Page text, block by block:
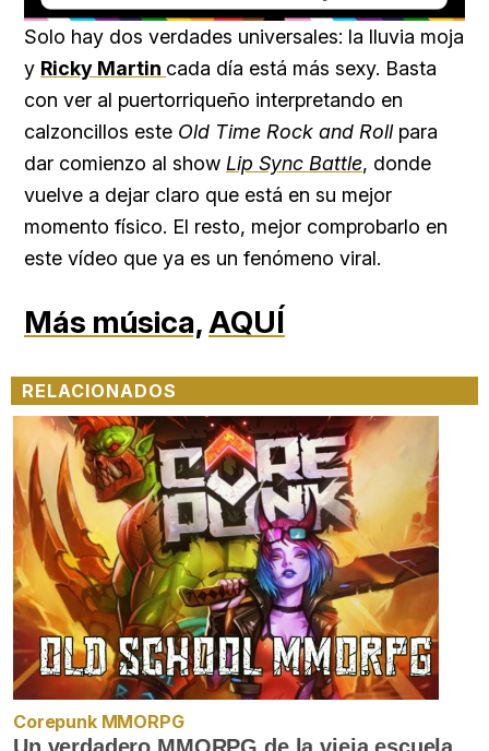
Unmute Loaded:
20.99%
Solo hay dos verdades universales: la lluvia moja
y Ricky Martin cada día está más sexy. Basta
con ver al puertorriqueño interpretando en
calzoncillos este Old Time Rock and Roll para
dar comienzo al show Lip Sync Battle, donde
vuelve a dejar claro que está en su mejor
momento físico. El resto, mejor comprobarlo en
este vídeo que ya es un fenómeno viral.
Más música,AQUÍ
RELACIONADOS
Corepunk MMORPG